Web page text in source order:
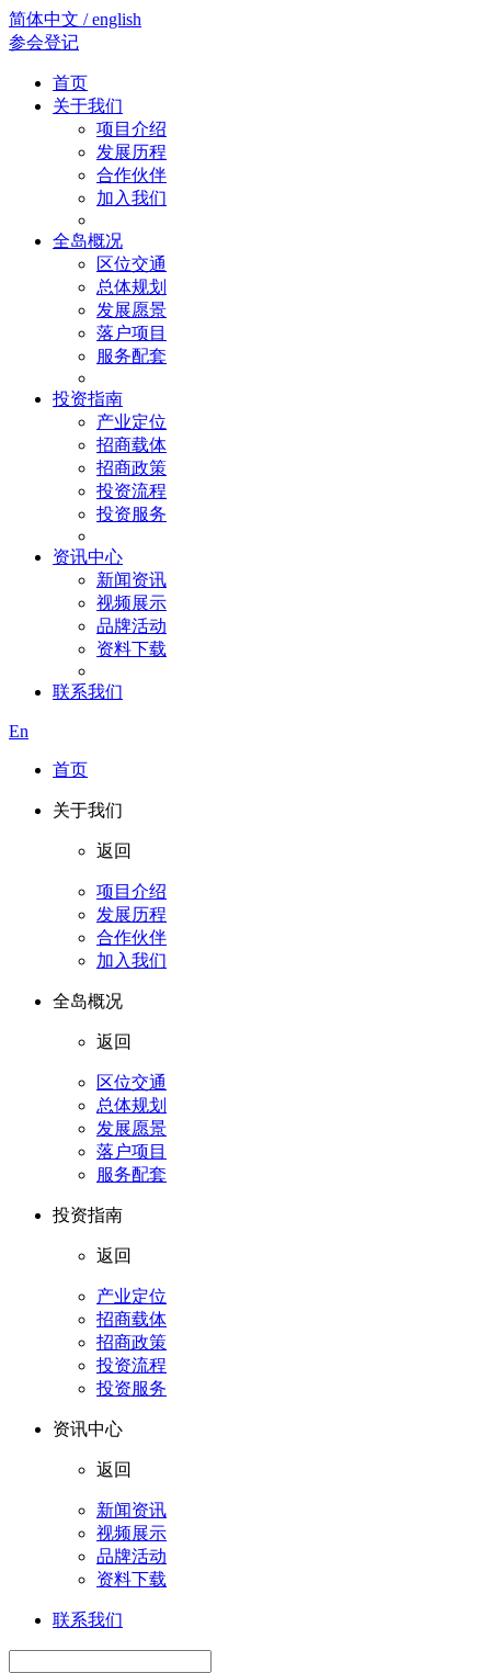
简体中文 / english
参会登记
首页
关于我们
项目介绍
发展历程
合作伙伴
加入我们
全岛概况
区位交通
总体规划
发展愿景
落户项目
服务配套
投资指南
产业定位
招商载体
招商政策
投资流程
投资服务
资讯中心
新闻资讯
视频展示
品牌活动
资料下载
联系我们
En
首页
关于我们
返回
项目介绍
发展历程
合作伙伴
加入我们
全岛概况
返回
区位交通
总体规划
发展愿景
落户项目
服务配套
投资指南
返回
产业定位
招商载体
招商政策
投资流程
投资服务
资讯中心
返回
新闻资讯
视频展示
品牌活动
资料下载
联系我们